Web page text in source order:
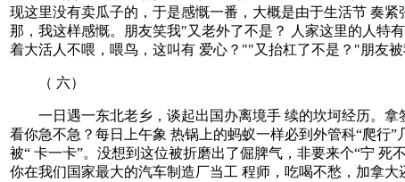
现这里没有卖瓜子的，于是感慨一番，大概是由于生活节 奏
那，我这样感慨。朋友笑我"又老外了不是？ 人家这里的人特
着大活人不喂，喂鸟，这叫有 爱心？""又抬杠了不是？"朋友被
（ 六）
一日遇一东北老乡，谈起出国办离境手 续的坎坷经历。拿
看你急不急？每日上午象 热锅上的蚂蚁一样必到外管科“爬行
被“ 卡一卡”。没想到这位被折磨出了倔脾气，非要来个“宁 死
你在我们国家最大的汽车制造厂当工 程师，吃喝不愁，加拿